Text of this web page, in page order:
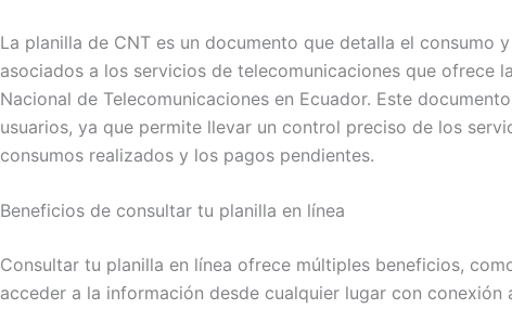
La planilla de CNT es un documento que detalla el consumo
asociados a los servicios de telecomunicaciones que ofrece
Nacional de Telecomunicaciones en Ecuador. Este
usuarios, ya que permite llevar un control preciso de los
consumos realizados y los pagos pendientes.
Beneficios de consultar tu planilla en línea
Consultar tu planilla en línea ofrece múltiples beneficios,
acceder a la información desde cualquier lugar con conexión